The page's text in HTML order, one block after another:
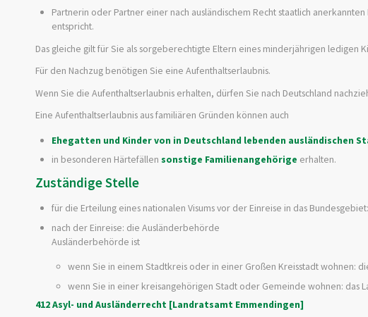
Partnerin oder Partner einer nach ausländischem Recht staatlich
entspricht.
Das gleiche gilt für Sie als sorgeberechtigte Eltern eines minderjährigen ledigen
Für den Nachzug benötigen Sie eine Aufenthaltserlaubnis.
Wenn Sie die Aufenthaltserlaubnis erhalten, dürfen Sie nach Deutschland
Eine Aufenthaltserlaubnis aus familiären Gründen können auch
Ehegatten und Kinder von in Deutschland lebenden ausländischen
in besonderen Härtefällen sonstige Familienangehörige erhalten.
Zuständige Stelle
für die Erteilung eines nationalen Visums vor der Einreise in das
nach der Einreise: die Ausländerbehörde
Ausländerbehörde ist
wenn Sie in einem Stadtkreis oder in einer Großen Kreisstadt wohnen:
wenn Sie in einer kreisangehörigen Stadt oder Gemeinde wohnen: das
412 Asyl- und Ausländerrecht [Landratsamt Emmendingen]